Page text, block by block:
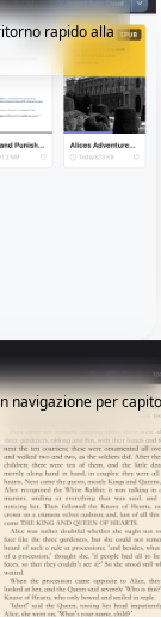
rapido alla
navigazione per